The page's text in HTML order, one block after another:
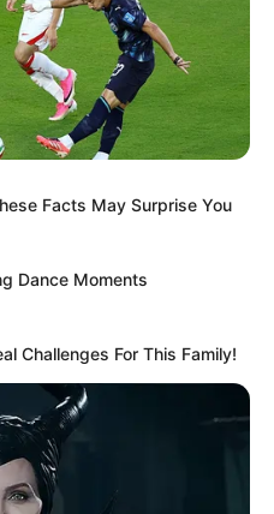
Ustala je u 5:30,
odeću — iznošene
45 godina već je dobro znala:
izloge.
Banco Solario u centru
stroga tišina — sve je
ravnodušna prema raskoši,
Facts May Surprise You
Dance Moments
Challenges For This Family!